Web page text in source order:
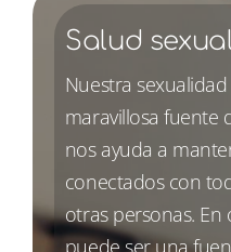
Salud
Nuestra
maravillosa fuente
nos ayuda a
conectados con
otras personas. En
puede ser una